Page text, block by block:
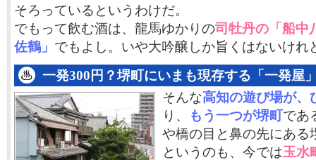
そろっているというわけだ。
でもって飲む酒は、龍馬ゆかりの司牡丹の「船中
佐鶴」 でもよし。いや大吟醸しか旨くはないけれ
一発300円？堺町にいまも現存する「一発屋
そんな高知の遊び場が、
り、
もう一つが堺町であ
や橋の目と鼻の先にある
というのも、今では玉水